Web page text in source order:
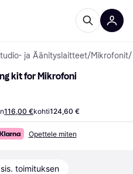
ja Äänityslaitteet/Mikrofonit/
kit for Mikrofoni
116,00 €kohti124,60 €
Opettele miten
toimituksen